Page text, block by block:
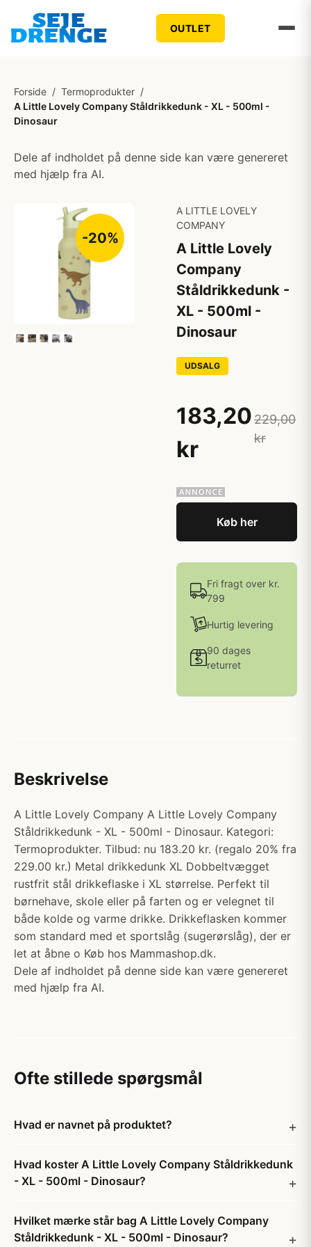
OUTLET
Forside / Termoprodukter /
A Little Lovely Company Ståldrikkedunk - XL - 500ml -
Dinosaur
Dele af indholdet på denne side kan være genereret
med hjælp fra AI.
-20%
A LITTLE LOVELY
COMPANY
A Little Lovely
Company
Ståldrikkedunk -
XL - 500ml -
Dinosaur
UDSALG
183,20
kr
229,00
kr
Køb her
Fri fragt over kr.
799
Hurtig levering
90 dages
returret
Beskrivelse
A Little Lovely Company A Little Lovely Company
Ståldrikkedunk - XL - 500ml - Dinosaur. Kategori:
Termoprodukter. Tilbud: nu 183.20 kr. (regalo 20% fra
229.00 kr.) Metal drikkedunk XL Dobbeltvægget
rustfrit stål drikkeflaske i XL størrelse. Perfekt til
børnehave, skole eller på farten og er velegnet til
både kolde og varme drikke. Drikkeflasken kommer
som standard med et sportslåg (sugerørslåg), der er
let at åbne o Køb hos Mammashop.dk.
Dele af indholdet på denne side kan være genereret
med hjælp fra AI.
Ofte stillede spørgsmål
Hvad er navnet på produktet?
Hvad koster A Little Lovely Company Ståldrikkedunk
- XL - 500ml - Dinosaur?
Hvilket mærke står bag A Little Lovely Company
Ståldrikkedunk - XL - 500ml - Dinosaur?